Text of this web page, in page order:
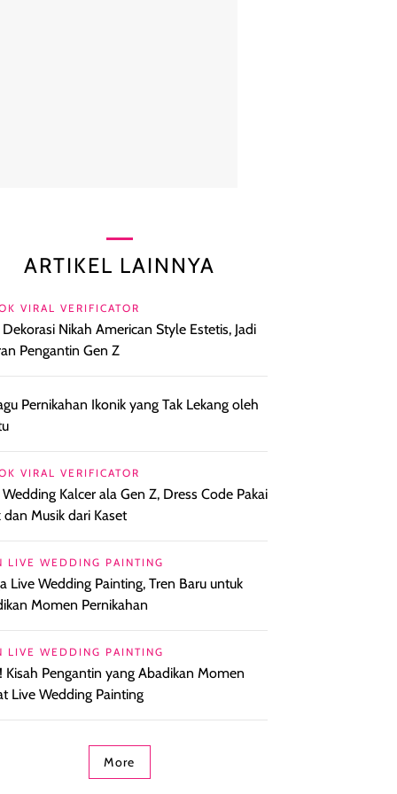
ARTIKEL LAINNYA
VIRAL VERIFICATOR
Nikah American Style Estetis, Jadi
Pengantin Gen Z
Pernikahan Ikonik yang Tak Lekang oleh
VIRAL VERIFICATOR
Kalcer ala Gen Z, Dress Code Pakai
dan Musik dari Kaset
LIVE WEDDING PAINTING
Live Wedding Painting, Tren Baru untuk
Momen Pernikahan
LIVE WEDDING PAINTING
Kisah Pengantin yang Abadikan Momen
Live Wedding Painting
More